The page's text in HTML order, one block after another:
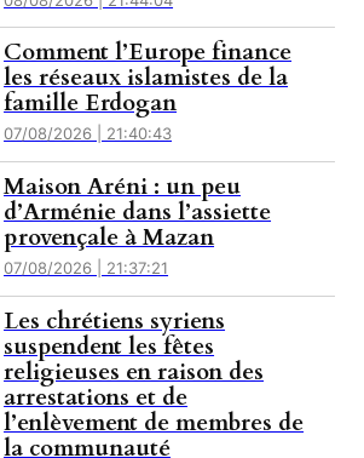
Comment l’Europe finance
les réseaux islamistes de la
famille Erdogan
07/08/2026 | 21:40:43
Maison Aréni : un peu
d’Arménie dans l’assiette
provençale à Mazan
07/08/2026 | 21:37:21
Les chrétiens syriens
suspendent les fêtes
religieuses en raison des
arrestations et de
l’enlèvement de membres de
la communauté